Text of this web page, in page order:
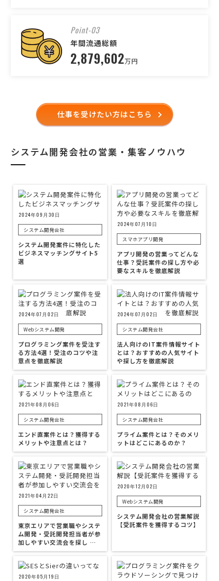
Point-03
年間流通総額
2,879,602万円
仕事を受けたい方はこちら
システム開発会社の営業・集客ノウハウ
2024年09月30日
システム開発会社
システム開発案件に特化した
ビジネスマッチングサイト5
選
2024年07月10日
スマホアプリ開発
アプリ開発の営業ってどんな
仕事？受託案件の探し方や必
要なスキルを徹底解説
2024年07月02日
Webシステム開発
プログラミング案件を受注す
る方法4選！受注のコツや注
意点を徹底解説
2024年07月02日
システム開発会社
法人向けのIT案件情報サイト
とは？おすすめの人気サイト
や探し方を徹底解説
2021年08月06日
システム開発会社
エンド直案件とは？獲得する
メリットや注意点とは？
2021年08月06日
システム開発会社
プライム案件とは？そのメリ
ットはどこにあるのか？
2021年04月22日
システム開発会社
東京エリアで営業職やシステ
ム開発・受託開発担当者が参
加しやすい交流会を探し …
2020年12月02日
Webシステム開発
システム開発会社の営業解説
【受託案件を獲得するコツ】
2020年05月19日